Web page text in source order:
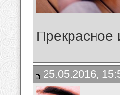
Прекрасное
25.05.2016,